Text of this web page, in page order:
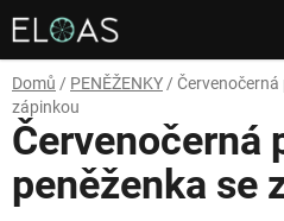
Přejít
na
obsah
Domů / PENĚŽENKY /
zápinkou
Červenočerná
peněženka se